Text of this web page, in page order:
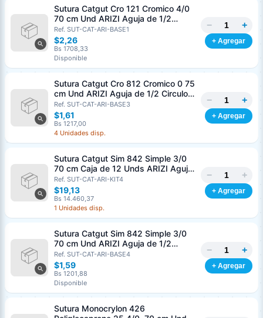
Sutura Catgut Cro 121 Cromico 4/0
70 cm Und ARIZI Aguja de 1/2
Circulo Punta Conica 26 mm
Ref. SUT-CAT-ARI-BASE1
$2,26
Bs 1708,33
Disponible
− +
+ Agregar
Sutura Catgut Cro 812 Cromico 0 75
cm Und ARIZI Aguja de 1/2 Circulo
Punta Conica 37 mm
Ref. SUT-CAT-ARI-BASE3
$1,61
Bs 1217,00
4 Unidades disp.
− +
+ Agregar
Sutura Catgut Sim 842 Simple 3/0
70 cm Caja de 12 Unds ARIZI Aguja
de 1/2 Circulo Punta Conica 36 mm
Ref. SUT-CAT-ARI-KIT4
$19,13
Bs 14.460,37
1 Unidades disp.
− +
+ Agregar
Sutura Catgut Sim 842 Simple 3/0
70 cm Und ARIZI Aguja de 1/2
Circulo Punta Conica 36 mm
Ref. SUT-CAT-ARI-BASE4
$1,59
Bs 1201,88
Disponible
− +
+ Agregar
Sutura Monocrylon 426